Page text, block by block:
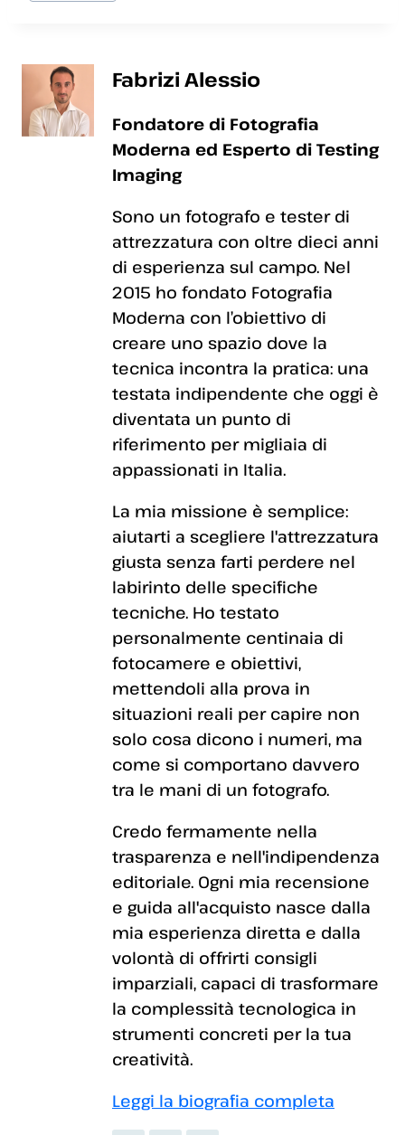
Fabrizi Alessio
Fondatore di Fotografia
Moderna ed Esperto di Testing
Imaging
Sono un fotografo e tester di
attrezzatura con oltre dieci anni
di esperienza sul campo. Nel
2015 ho fondato Fotografia
Moderna con l’obiettivo di
creare uno spazio dove la
tecnica incontra la pratica: una
testata indipendente che oggi è
diventata un punto di
riferimento per migliaia di
appassionati in Italia.
La mia missione è semplice:
aiutarti a scegliere l'attrezzatura
giusta senza farti perdere nel
labirinto delle specifiche
tecniche. Ho testato
personalmente centinaia di
fotocamere e obiettivi,
mettendoli alla prova in
situazioni reali per capire non
solo cosa dicono i numeri, ma
come si comportano davvero
tra le mani di un fotografo.
Credo fermamente nella
trasparenza e nell'indipendenza
editoriale. Ogni mia recensione
e guida all'acquisto nasce dalla
mia esperienza diretta e dalla
volontà di offrirti consigli
imparziali, capaci di trasformare
la complessità tecnologica in
strumenti concreti per la tua
creatività.
Leggi la biografia completa